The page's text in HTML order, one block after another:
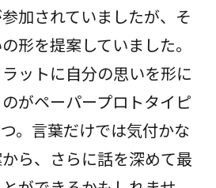
加されていましたが、そ
形を提案していました。
ットに自分の思いを形に
がペーパープロトタイピ
。言葉だけでは気付かな
ら、さらに話を深めて最